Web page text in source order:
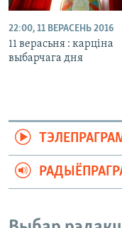
22:00, 11 ВЕРАСЕНЬ 2016
11 верасьня : карціна
выбарчага дня